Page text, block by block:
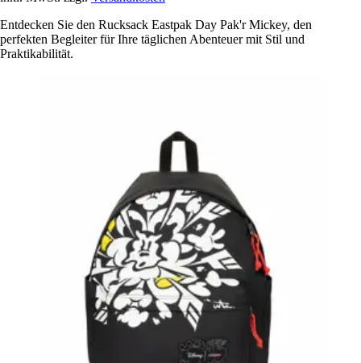
Entdecken Sie den Rucksack Eastpak Day Pak'r Mickey, den
perfekten Begleiter für Ihre täglichen Abenteuer mit Stil und
Praktikabilität.